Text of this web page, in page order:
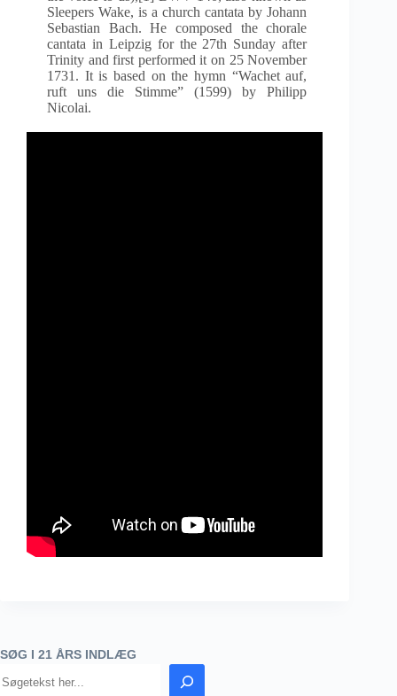
Sleepers Wake, is a church cantata by Johann
Sebastian Bach. He composed the chorale
cantata in Leipzig for the 27th Sunday after
Trinity and first performed it on 25 November
1731. It is based on the hymn “Wachet auf,
ruft uns die Stimme” (1599) by Philipp
Nicolai.
SØG I 21 ÅRS INDLÆG